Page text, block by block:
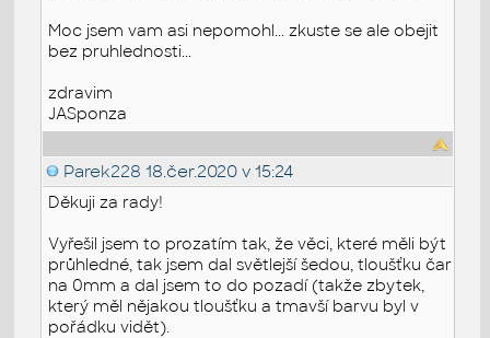
Moc jsem vam asi nepomohl... zkuste se ale obejit
bez pruhlednosti...
zdravim
JASponza
Parek228 18.čer.2020 v 15:24
Děkuji za rady!
Vyřešil jsem to prozatím tak, že věci, které měli být
průhledné, tak jsem dal světlejší šedou, tloušťku čar
na 0mm a dal jsem to do pozadí (takže zbytek,
který měl nějakou tloušťku a tmavší barvu byl v
pořádku vidět).